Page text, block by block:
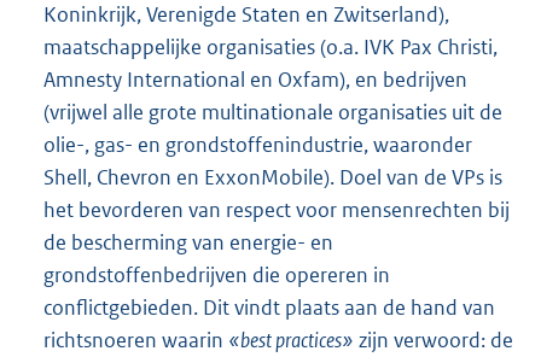
Koninkrijk, Verenigde Staten en Zwitserland),
maatschappelijke organisaties (o.a. IVK Pax Christi,
Amnesty International en Oxfam), en bedrijven
(vrijwel alle grote multinationale organisaties uit de
olie-, gas- en grondstoffenindustrie, waaronder
Shell, Chevron en ExxonMobile). Doel van de VPs is
het bevorderen van respect voor mensenrechten bij
de bescherming van energie- en
grondstoffenbedrijven die opereren in
conflictgebieden. Dit vindt plaats aan de hand van
richtsnoeren waarin «best practices» zijn verwoord: de